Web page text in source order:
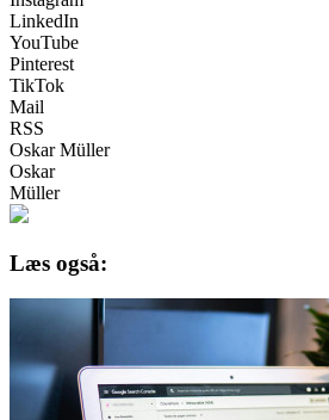
LinkedIn
YouTube
Pinterest
TikTok
Mail
RSS
Oskar Müller
Oskar
Müller
Læs også: